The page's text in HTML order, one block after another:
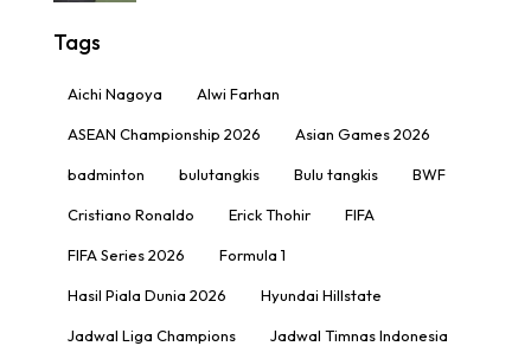
Tags
Aichi Nagoya Alwi Farhan
ASEAN Championship 2026 Asian Games 2026
badminton bulutangkis Bulu tangkis BWF
Cristiano Ronaldo Erick Thohir FIFA
FIFA Series 2026 Formula 1
Hasil Piala Dunia 2026 Hyundai Hillstate
Jadwal Liga Champions Jadwal Timnas Indonesia